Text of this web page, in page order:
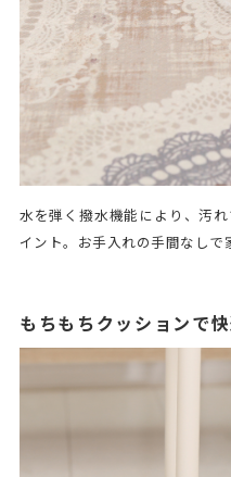
水を弾く撥水機能により、汚
イント。お手入れの手間なしで
もちもちクッションで